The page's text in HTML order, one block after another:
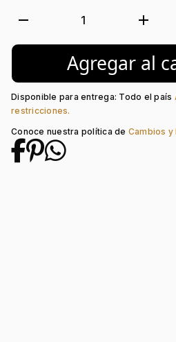
Movimiento:
Color del Bisel: Morado
Color del tablero: Blanco
Color del Pulso:
Blanco
Estilo de numeración:
Sin
Material del pulso:
remove 1 add
Agregar al
Disponible para entrega: Todo el país
restricciones.
Conoce nuestra política de Cambios y